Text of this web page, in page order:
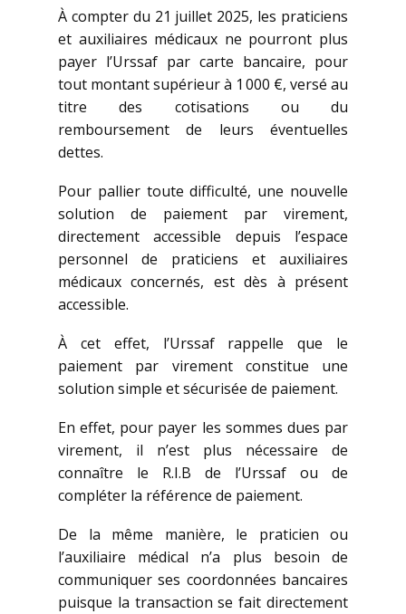
À compter du 21 juillet 2025, les praticiens
et auxiliaires médicaux ne pourront plus
payer l’Urssaf par carte bancaire, pour
tout montant supérieur à 1 000 €, versé au
titre des cotisations ou du
remboursement de leurs éventuelles
dettes.
Pour pallier toute difficulté, une nouvelle
solution de paiement par virement,
directement accessible depuis l’espace
personnel de praticiens et auxiliaires
médicaux concernés, est dès à présent
accessible.
À cet effet, l’Urssaf rappelle que le
paiement par virement constitue une
solution simple et sécurisée de paiement.
En effet, pour payer les sommes dues par
virement, il n’est plus nécessaire de
connaître le R.I.B de l’Urssaf ou de
compléter la référence de paiement.
De la même manière, le praticien ou
l’auxiliaire médical n’a plus besoin de
communiquer ses coordonnées bancaires
puisque la transaction se fait directement